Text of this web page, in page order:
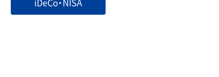
iDeCo・NISA